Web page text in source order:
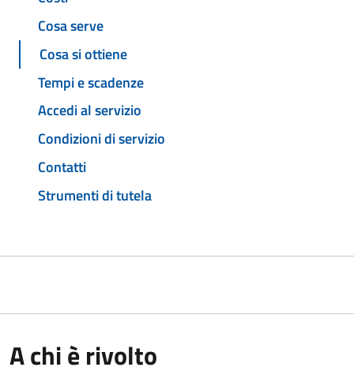
Cosa serve
Cosa si ottiene
Tempi e scadenze
Accedi al servizio
Condizioni di servizio
Contatti
Strumenti di tutela
A chi è rivolto